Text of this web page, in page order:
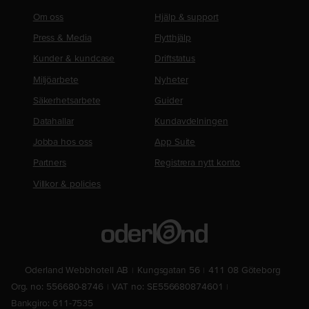
Om oss
Press & Media
Kunder & kundcase
Miljöarbete
Säkerhetsarbete
Datahallar
Jobba hos oss
Partners
Villkor & policies
Hjälp & support
Flytthjälp
Driftstatus
Nyheter
Guider
Kundavdelningen
App Suite
Registrera nytt konto
Oderland Webbhotell AB Kungsgatan 56
411 08 Göteborg
Org. no: 556680-8746
VAT no: SE556680874601
Bankgiro: 611-7535